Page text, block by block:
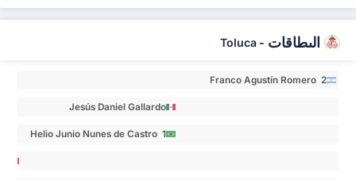
البطاقات -
Toluca
Franco Agustín Romero 2
Jesús Daniel Gallardo
Helio Junio Nunes de Castro 1